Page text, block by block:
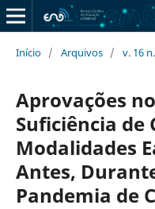
Início / Arquivos / v. 16
Aprovações
Suficiência de
Modalidades
Antes,
Pandemia de